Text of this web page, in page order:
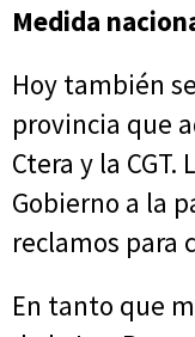
Medida
Hoy también
provincia que
Ctera y la
Gobierno a la
reclamos para
En tanto que